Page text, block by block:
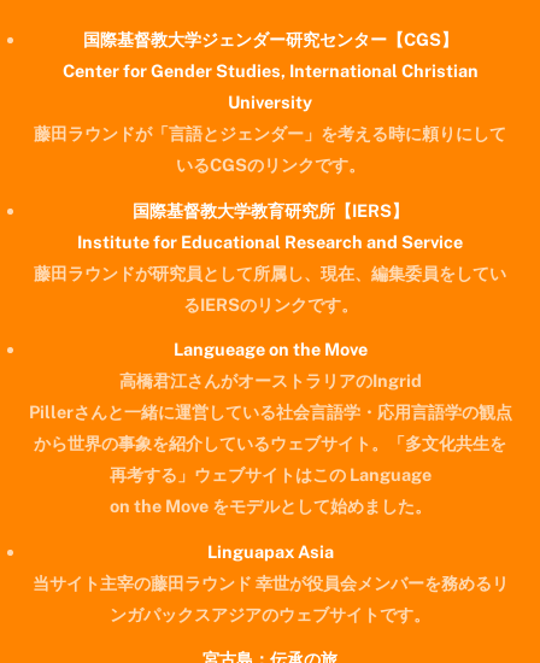
国際基督教大学ジェンダー研究センター【CGS】
Center for Gender Studies, International Christian
University
藤田ラウンドが「言語とジェンダー」を考える時に頼りにして
いるCGSのリンクです。
国際基督教大学教育研究所【IERS】
Institute for Educational Research and Service
藤田ラウンドが研究員として所属し、現在、編集委員をしてい
るIERSのリンクです。
Langueage on the Move
高橋君江さんがオーストラリアのIngrid
Pillerさんと一緒に運営している社会言語学・応用言語学の観点
から世界の事象を紹介しているウェブサイト。「多文化共生を
再考する」ウェブサイトはこの Language
on the Move をモデルとして始めました。
Linguapax Asia
当サイト主宰の藤田ラウンド 幸世が役員会メンバーを務めるリ
ンガパックスアジアのウェブサイトです。
宮古島：伝承の旅